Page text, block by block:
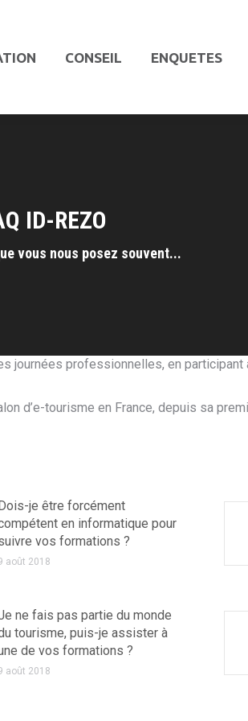
CONSEIL ENQUETES
ID-REZO
vous nous posez souvent...
journées professionnelles, en
d’e-tourisme en France, depuis sa
je être forcément
en informatique pour
vos formations ?
août 2018
ne fais pas partie du monde
tourisme, puis-je assister à
de vos formations ?
août 2018